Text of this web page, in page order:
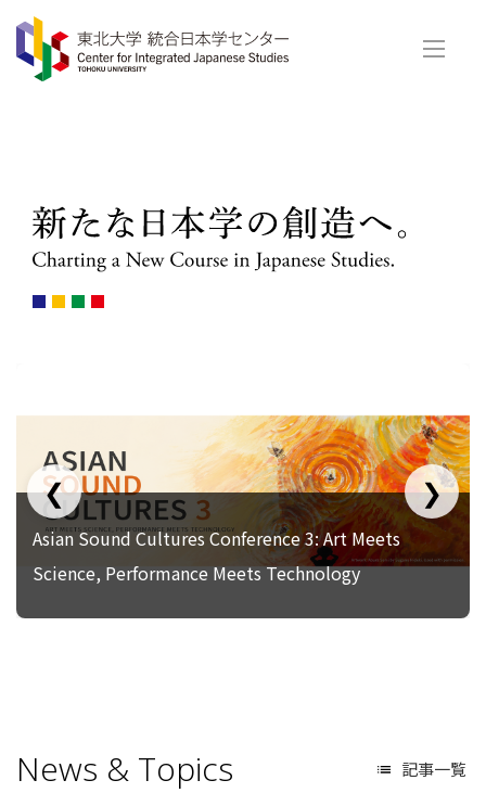
Asian Sound Cultures Conference 3: Art Meets
Science, Performance Meets Technology
❮ ❯
News & Topics 記事一覧